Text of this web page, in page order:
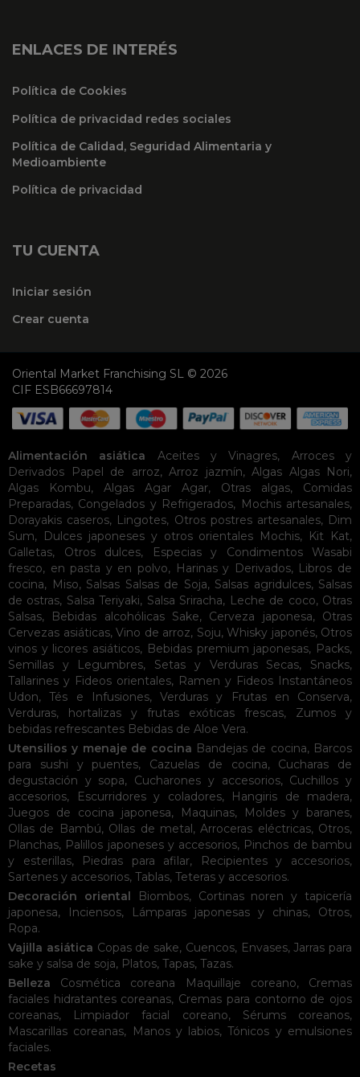
ENLACES DE INTERÉS
Política de Cookies
Política de privacidad redes sociales
Política de Calidad, Seguridad Alimentaria y
Medioambiente
Política de privacidad
TU CUENTA
Iniciar sesión
Crear cuenta
Oriental Market Franchising SL © 2026
CIF ESB66697814
Alimentación asiática Aceites y Vinagres, Arroces y
Derivados
Papel de arroz, Arroz jazmín, Algas Algas Nori,
Algas Kombu, Algas Agar Agar, Otras algas, Comidas
Preparadas, Congelados y Refrigerados, Mochis artesanales,
Dorayakis caseros, Lingotes, Otros postres artesanales, Dim
Sum, Dulces japoneses y otros orientales Mochis, Kit Kat,
Galletas, Otros dulces, Especias y Condimentos
Wasabi
fresco, en pasta y en polvo, Harinas y Derivados, Libros de
cocina, Miso, Salsas Salsas de Soja, Salsas agridulces, Salsas
de ostras, Salsa Teriyaki, Salsa Sriracha, Leche de coco, Otras
Salsas, Bebidas alcohólicas Sake, Cerveza japonesa, Otras
Cervezas asiáticas, Vino de arroz, Soju, Whisky japonés, Otros
vinos y licores asiáticos, Bebidas premium japonesas, Packs,
Semillas y Legumbres, Setas y Verduras Secas, Snacks,
Tallarines y Fideos orientales, Ramen y Fideos Instantáneos
Udon,Tés e Infusiones, Verduras y Frutas en Conserva,
Verduras, hortalizas y frutas exóticas frescas, Zumos y
bebidas refrescantes Bebidas de Aloe Vera.
Utensilios y menaje de cocina Bandejas de cocina, Barcos
para sushi y puentes, Cazuelas de cocina, Cucharas de
degustación y sopa, Cucharones y accesorios, Cuchillos y
accesorios, Escurridores y coladores, Hangiris de madera,
Juegos de cocina japonesa, Maquinas, Moldes y baranes,
Ollas de Bambú, Ollas de metal,Arroceras eléctricas, Otros,
Planchas, Palillos japoneses y accesorios, Pinchos de bambu
y esterillas, Piedras para afilar, Recipientes y accesorios,
Sartenes y accesorios, Tablas, Teteras y accesorios.
Decoración oriental
Biombos, Cortinas noren y tapicería
japonesa, Inciensos, Lámparas japonesas y chinas, Otros,
Ropa.
Vajilla asiática Copas de sake, Cuencos, Envases,Jarras para
sake y salsa de soja, Platos, Tapas, Tazas.
Belleza
Cosmética coreana Maquillaje coreano, Cremas
faciales hidratantes coreanas, Cremas para contorno de ojos
coreanas, Limpiador facial coreano, Sérums coreanos,
Mascarillas coreanas, Manos y labios,Tónicos y emulsiones
faciales.
Recetas